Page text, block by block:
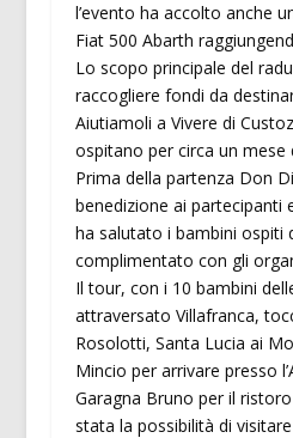
l’evento ha accolto anche
Fiat 500 Abarth
Lo scopo principale del
raccogliere fondi da
Aiutiamoli a Vivere di
ospitano per circa un mese
Prima della partenza Don
benedizione ai partecipanti
ha salutato i bambini ospiti
complimentato con gli
Il tour, con i 10 bambini
attraversato Villafranca,
Rosolotti, Santa Lucia ai
Mincio per arrivare presso
Garagna Bruno per il ristoro
stata la possibilità di